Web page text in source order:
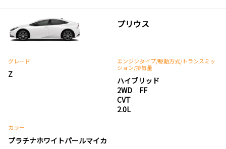
プリウス
グレード
Z
エンジンタイプ/駆動方式/トランスミッ
ション/排気量
ハイブリッド
2WD FF
CVT
2.0L
カラー
プラチナホワイトパールマイカ